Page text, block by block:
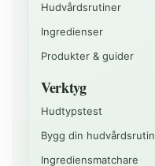
Hudvårdsrutiner
Ingredienser
Produkter & guider
Verktyg
Hudtypstest
Bygg din hudvårdsrutin
Ingrediensmatchare